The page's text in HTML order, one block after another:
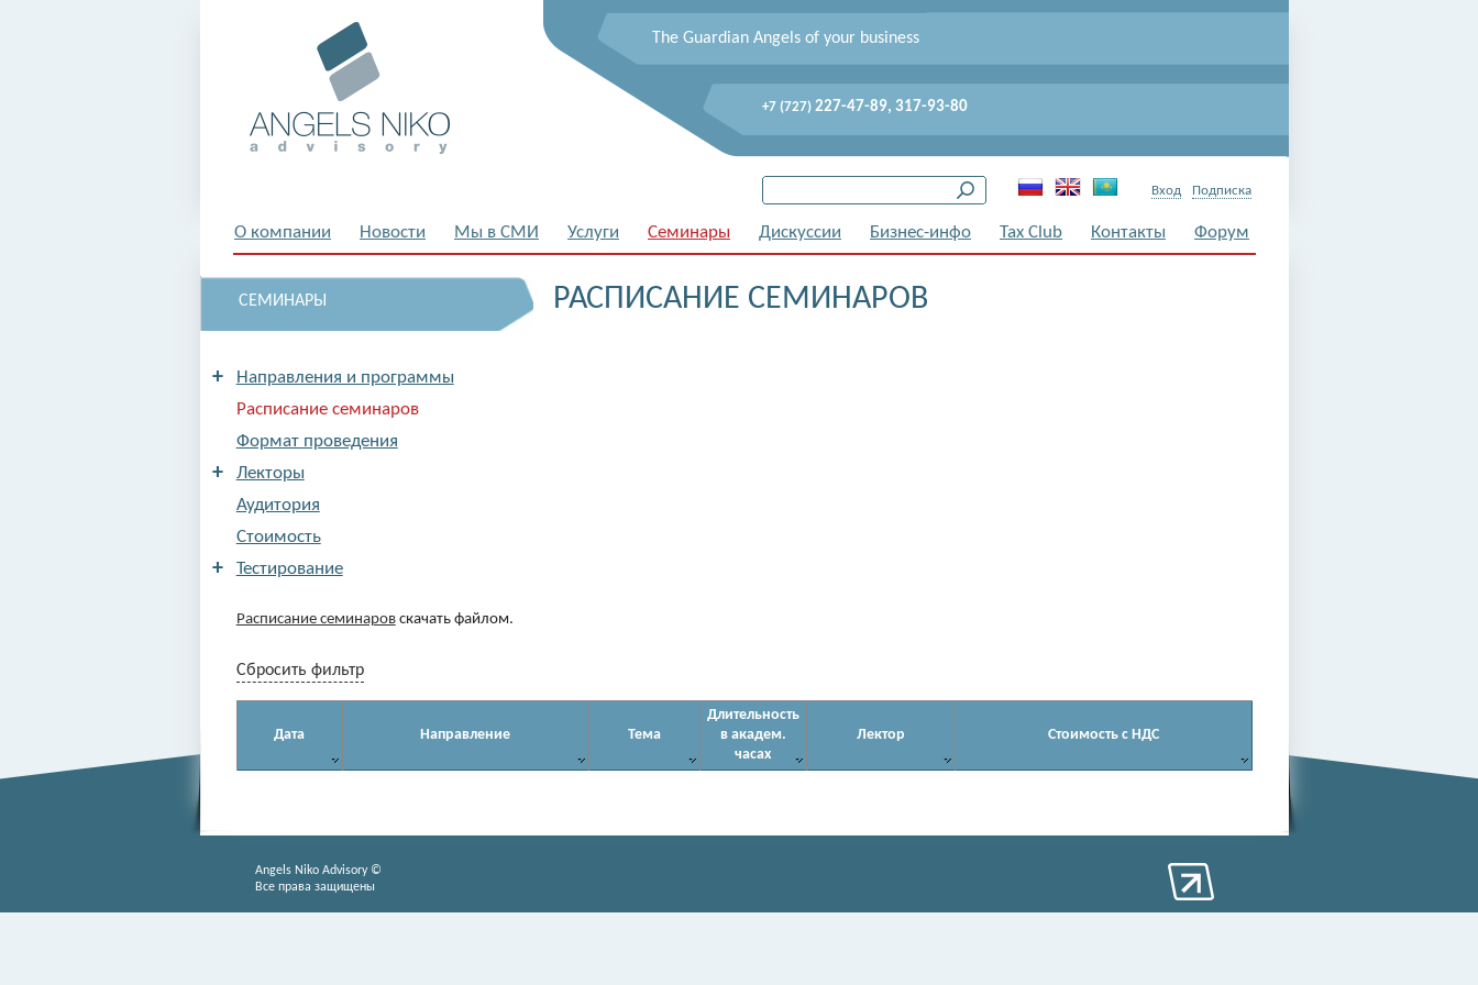
The Guardian Angels of your business
+7 (727) 227-47-89, 317-93-80
Вход Подписка
О компании Новости Мы в СМИ Услуги Семинары Дискуссии Бизнес-инфо Tax Club Контакты Форум
СЕМИНАРЫ
Направления и программы
+
Расписание семинаров
Формат проведения
Лекторы
+
Аудитория
Стоимость
Тестирование
+
РАСПИСАНИЕ СЕМИНАРОВ
Расписание семинаровскачать файлом.
Сбросить фильтр
Дата Направление Тема
Длительность
в академ.
часах
Лектор Стоимость c НДС
Angels Niko Advisory ©
Все права защищены